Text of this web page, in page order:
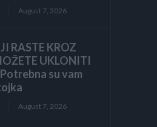
August 7, 2026
RASTE KROZ
UKLONITI
Potrebna su vam
August 7, 2026